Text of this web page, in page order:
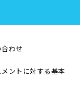
わせ
ントに対する基本